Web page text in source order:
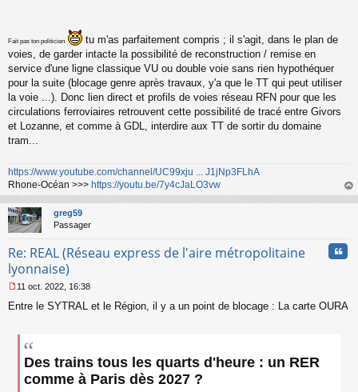
n
l
u
Fait pas ton politicien
tu m'as parfaitement compris ; il s'agit, dans le plan de
voies, de garder intacte la possibilité de reconstruction / remise en
service d'une ligne classique VU ou double voie sans rien hypothéquer
pour la suite (blocage genre après travaux, y'a que le TT qui peut utiliser
la voie ...). Donc lien direct et profils de voies réseau RFN pour que les
circulations ferroviaires retrouvent cette possibilité de tracé entre Givors
et Lozanne, et comme à GDL, interdire aux TT de sortir du domaine
tram...
https://www.youtube.com/channel/UC99xju ... J1jNp3FLhA
Rhone-Océan >>> https://youtu.be/7y4cJaLO3vw
au
greg59
Passager
Re: REAL (Réseau express de l'aire métropolitaine
lyonnaise)
e
11 oct. 2022, 16:38
Entre le SYTRAL et le Région, il y a un point de blocage : La carte OURA
Des trains tous les quarts d'heure : un RER
comme à Paris dès 2027 ?